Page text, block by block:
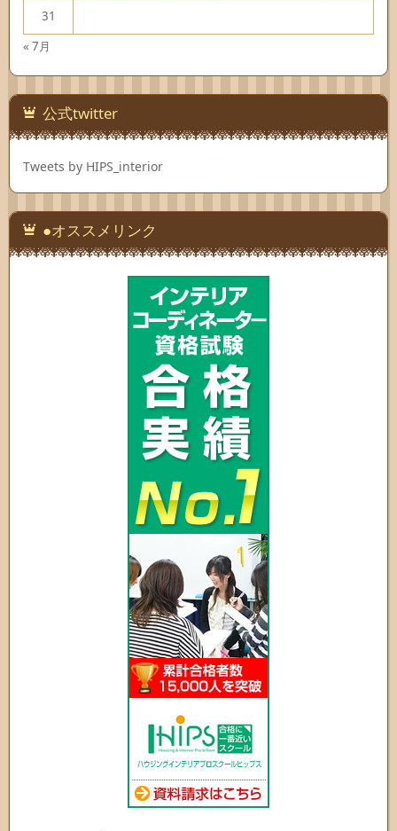
« 7月
31
公式twitter
Tweets by HIPS_interior
●オススメリンク